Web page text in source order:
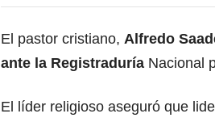
El pastor cristiano, Alfredo
ante la Registraduría Nacional
El líder religioso aseguró que